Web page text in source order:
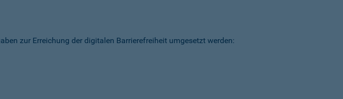
zur Erreichung der digitalen Barrierefreiheit umgesetzt werden: